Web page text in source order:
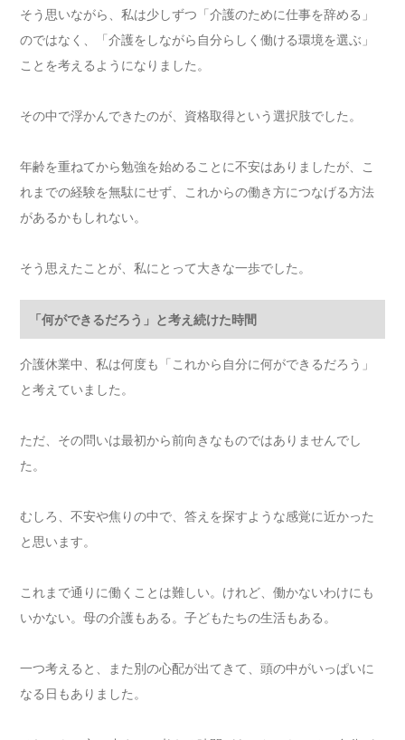
そう思いながら、私は少しずつ「介護のために仕事を辞める」
のではなく、「介護をしながら自分らしく働ける環境を選ぶ」
ことを考えるようになりました。
その中で浮かんできたのが、資格取得という選択肢でした。
年齢を重ねてから勉強を始めることに不安はありましたが、こ
れまでの経験を無駄にせず、これからの働き方につなげる方法
があるかもしれない。
そう思えたことが、私にとって大きな一歩でした。
「何ができるだろう」と考え続けた時間
介護休業中、私は何度も「これから自分に何ができるだろう」
と考えていました。
ただ、その問いは最初から前向きなものではありませんでし
た。
むしろ、不安や焦りの中で、答えを探すような感覚に近かった
と思います。
これまで通りに働くことは難しい。けれど、働かないわけにも
いかない。母の介護もある。子どもたちの生活もある。
一つ考えると、また別の心配が出てきて、頭の中がいっぱいに
なる日もありました。